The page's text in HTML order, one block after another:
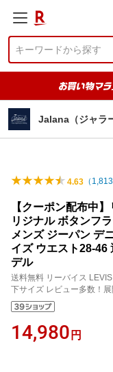
Jalana（ジャラ
4.63 （ 1,813
【クーポン配布中
リジナル ボタンフ
メンズ ジーパン デ
イズ ウエスト28-46
デル
送料無料 リーバイス
下サイズ レビュー多数！
14,980 円